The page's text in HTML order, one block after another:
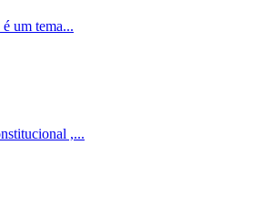
um tema...
,...